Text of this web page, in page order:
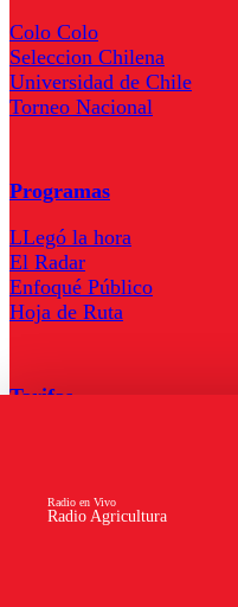
Radio Agricultura
Radio en Vivo
Colo Colo
Seleccion Chilena
Universidad de Chile
Torneo Nacional
Programas
LLegó la hora
El Radar
Enfoqué Público
Hoja de Ruta
Tarifas